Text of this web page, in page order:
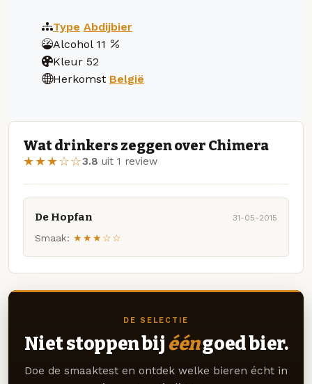
Type Abdijbier
Alcohol 11
Kleur 52
Herkomst België
Wat drinkers zeggen over Chimera
★★★☆☆3.8 uit 1 review
De Hopfan 31-05-2015
Smaak: ★★★☆☆
DE SELECTIE
Niet stoppen bij ééngoed bier.
Doe de smaaktest en ontdek welke bieren écht in